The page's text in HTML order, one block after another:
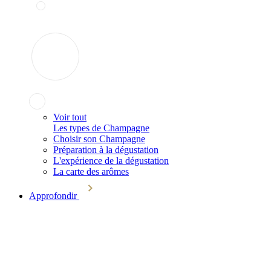
Voir tout
Les types de Champagne
Choisir son Champagne
Préparation à la dégustation
L'expérience de la dégustation
La carte des arômes
Approfondir